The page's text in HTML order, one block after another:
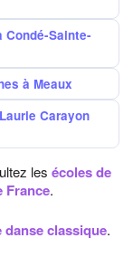
Condé-Sainte-
à Meaux
Carayon
les écoles de
France.
classique.